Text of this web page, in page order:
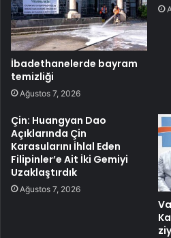
İbadethanelerde bayram
temizliği
Ağustos 7, 2026
Çin: Huangyan Dao
Açıklarında Çin
Karasularını İhlal Eden
Filipinler’e Ait İki Gemiyi
Uzaklaştırdık
Ağustos 7, 2026